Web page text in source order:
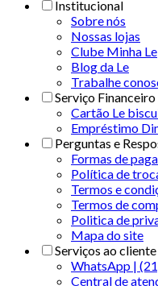
Institucional
Sobre nós
Nossas lojas
Clube Minha Le
Blog da Le
Trabalhe
Serviço Financeiro
Cartão Le
Empréstimo
Perguntas e
Formas de
Política de
Termos e
Termos de
Politica de
Mapa do site
Serviços ao cliente
WhatsApp |
Central de